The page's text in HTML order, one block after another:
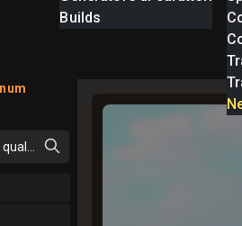
Builds
cosa